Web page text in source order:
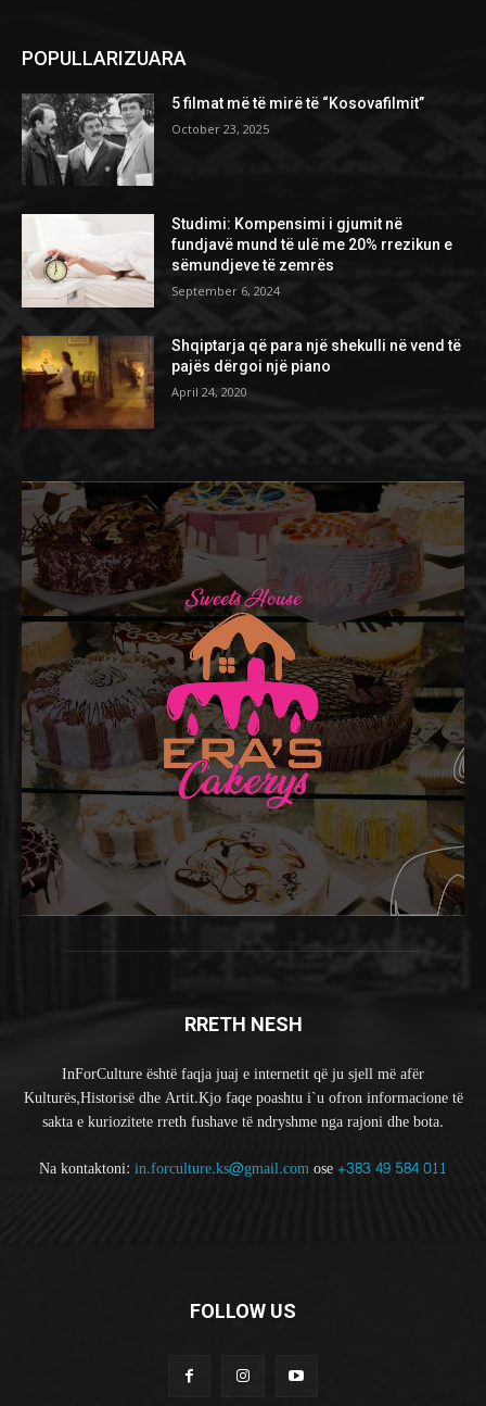
POPULLARIZUARA
5 filmat më të mirë të “Kosovafilmit”
October 23, 2025
Studimi: Kompensimi i gjumit në
fundjavë mund të ulë me 20% rrezikun e
sëmundjeve të zemrës
September 6, 2024
Shqiptarja që para një shekulli në vend të
pajës dërgoi një piano
April 24, 2020
RRETH NESH
InForCulture është faqja juaj e internetit që ju sjell më afër
Kulturës,Historisë dhe Artit.Kjo faqe poashtu i`u ofron informacione të
sakta e kuriozitete rreth fushave të ndryshme nga rajoni dhe bota.
Na kontaktoni: in.forculture.ks@gmail.comose+383 49 584 011
FOLLOW US